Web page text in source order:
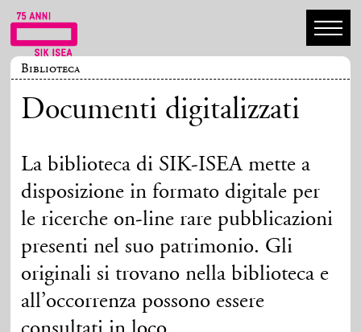
Biblioteca
Documenti digitalizzati
La biblioteca di SIK-ISEA mette a
disposizione in formato digitale per
le ricerche on-line rare pubblicazioni
presenti nel suo patrimonio. Gli
originali si trovano nella biblioteca e
all’occorrenza possono essere